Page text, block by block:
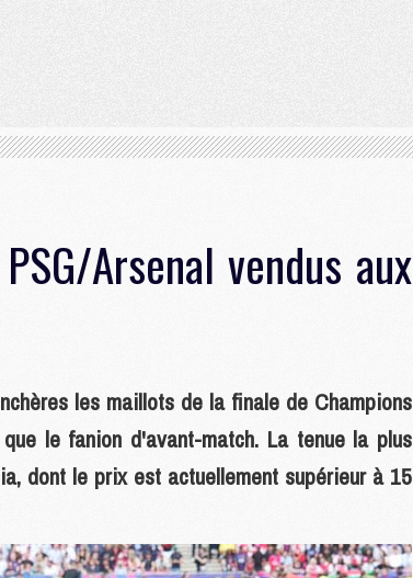
Arsenal vendus aux
les maillots de la finale de Champions
le fanion d'avant-match. La tenue la plus
dont le prix est actuellement supérieur à 15